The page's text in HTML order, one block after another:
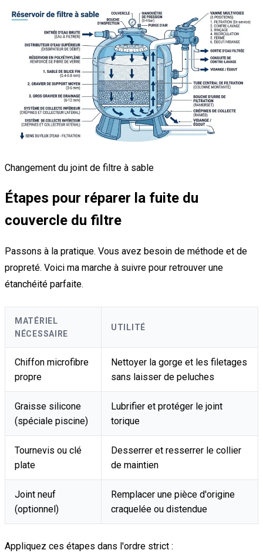
Changement du joint de filtre à sable
Étapes pour réparer la fuite du
couvercle du filtre
Passons à la pratique. Vous avez besoin de méthode et de
propreté. Voici ma marche à suivre pour retrouver une
étanchéité parfaite.
MATÉRIEL
NÉCESSAIRE
UTILITÉ
Chiffon microfibre
propre
Nettoyer la gorge et les filetages
sans laisser de peluches
Graisse silicone
(spéciale piscine)
Lubrifier et protéger le joint
torique
Tournevis ou clé
plate
Desserrer et resserrer le collier
de maintien
Joint neuf
(optionnel)
Remplacer une pièce d'origine
craquelée ou distendue
Appliquez ces étapes dans l'ordre strict :